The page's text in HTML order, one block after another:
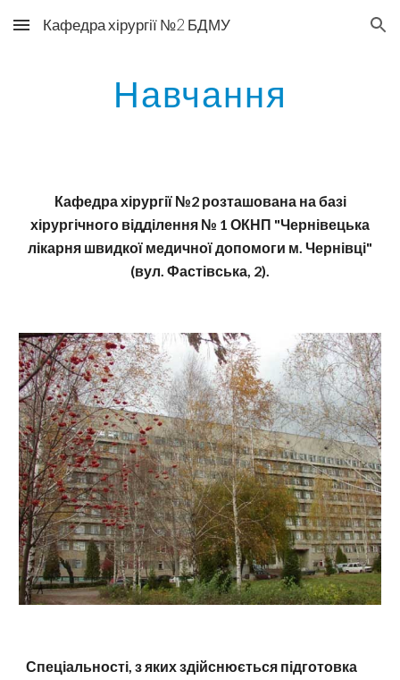
Skip to main content Skip to navigation
Кафедра хірургії №2 БДМУ
Навчання
Кафедра хірургії №2 розташована на базі
хірургічного від­ді­лення № 1 ОКНП "Чернівецька
лікарня швидкої медичної допомоги м. Чернівці"
(вул. Фастівська, 2).
Спеціальності, з яких здійснюється підготовка